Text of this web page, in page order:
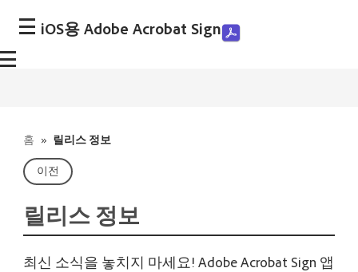
iOS용 Adobe Acrobat Sign
홈 » 릴리스 정보
이전
릴리스 정보
최신 소식을 놓치지 마세요! Adobe Acrobat Sign 앱